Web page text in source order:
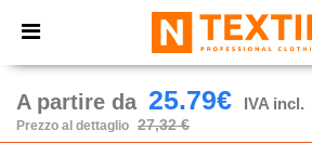
× App Ntextil
Prezzi migliori sull'app!
A partire da 25.79€ IVA incl.
Prezzo al dettaglio 27,32 €